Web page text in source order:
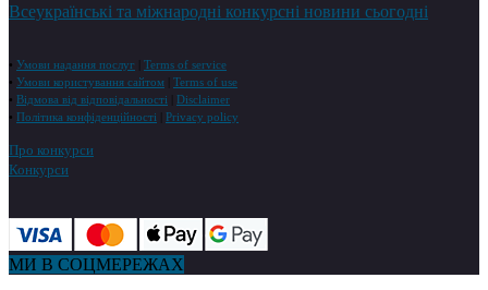
Всеукраїнські та міжнародні конкурсні новини сьогодні
• Умови надання послуг
Terms of service
• Умови користування сайтом
Terms of use
• Відмова від відповідальності
Disclaimer
• Політика конфіденційності Privacy policy
Про конкурси
Конкурси
МИ В СОЦМЕРЕЖАХ